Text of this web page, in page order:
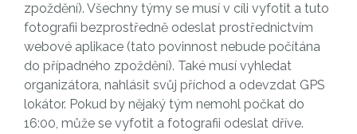
zpoždění). Všechny týmy se musí v cíli vyfotit a tuto
fotografii bezprostředně odeslat prostřednictvím
webové aplikace (tato povinnost nebude počítána
do případného zpoždění). Také musí vyhledat
organizátora, nahlásit svůj příchod a odevzdat GPS
lokátor. Pokud by nějaký tým nemohl počkat do
16:00, může se vyfotit a fotografii odeslat dříve.